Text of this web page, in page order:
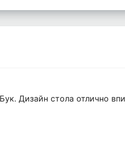
Дизайн стола отлично